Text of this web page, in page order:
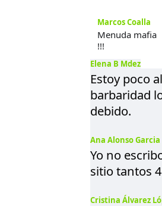
Marcos Coalla
Menuda mafia
!!!
Elena B Mdez
Estoy poco
barbaridad
debido.
Ana Alonso Garcia
Yo no
sitio tantos
Cristina Álvarez